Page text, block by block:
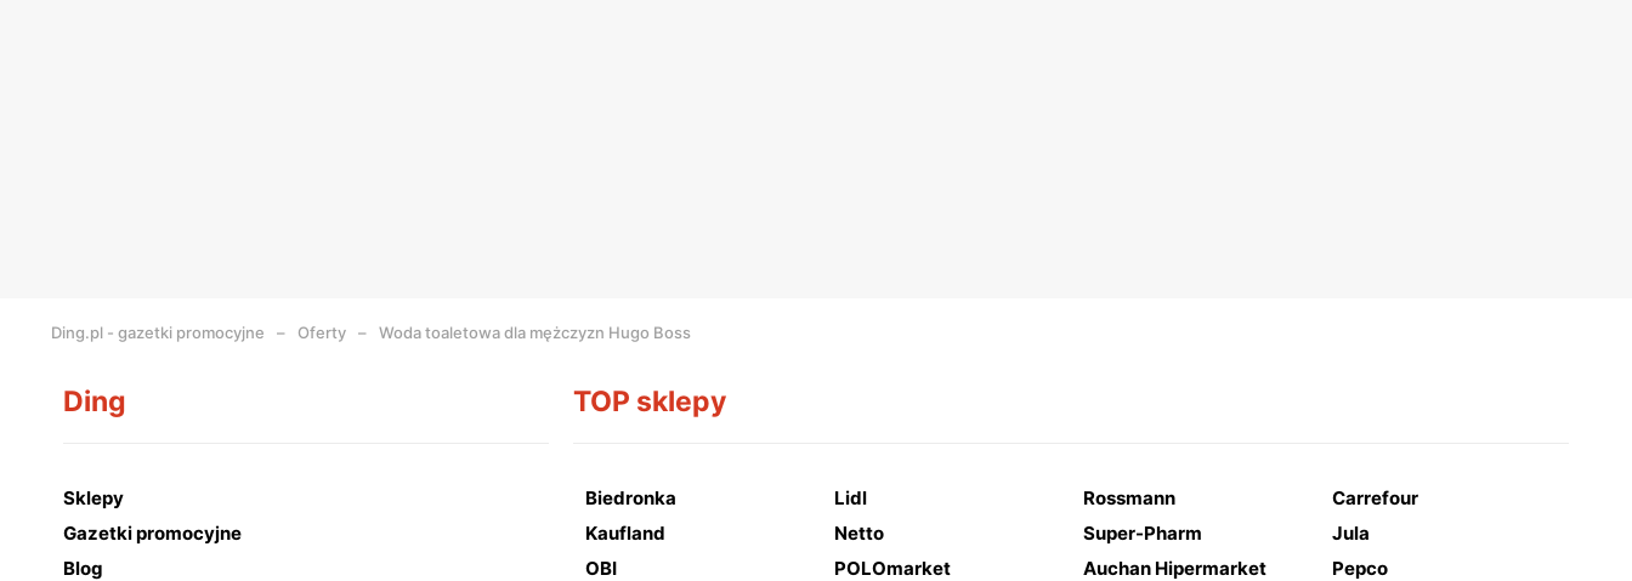
Ding.pl - gazetki promocyjne Oferty Woda toaletowa dla mężczyzn Hugo Boss
Ding
Sklepy
Gazetki promocyjne
Blog
TOP sklepy
Biedronka Lidl Rossmann
Carrefour
Kaufland
Netto Super-Pharm
Jula
OBI
POLOmarket Auchan Hipermarket
Pepco